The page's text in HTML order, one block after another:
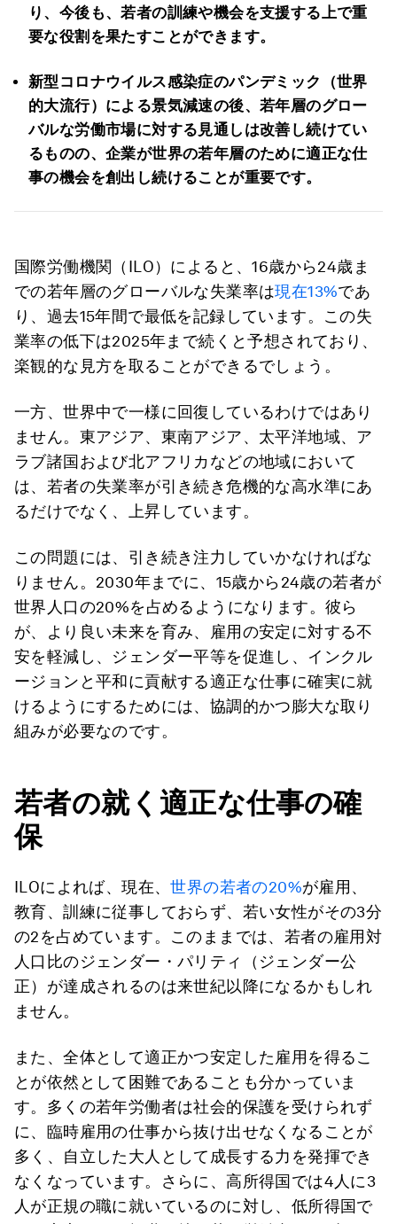
り、今後も、若者の訓練や機会を支援する上で重
要な役割を果たすことができます。
新型コロナウイルス感染症のパンデミック（世界
的大流行）による景気減速の後、若年層のグロー
バルな労働市場に対する見通しは改善し続けてい
るものの、企業が世界の若年層のために適正な仕
事の機会を創出し続けることが重要です。
国際労働機関（ILO）によると、16歳から24歳ま
での若年層のグローバルな失業率は現在13%であ
り、過去15年間で最低を記録しています。この失
業率の低下は2025年まで続くと予想されており、
楽観的な見方を取ることができるでしょう。
一方、世界中で一様に回復しているわけではあり
ません。東アジア、東南アジア、太平洋地域、ア
ラブ諸国および北アフリカなどの地域において
は、若者の失業率が引き続き危機的な高水準にあ
るだけでなく、上昇しています。
この問題には、引き続き注力していかなければな
りません。2030年までに、15歳から24歳の若者が
世界人口の20%を占めるようになります。彼ら
が、より良い未来を育み、雇用の安定に対する不
安を軽減し、ジェンダー平等を促進し、インクル
ージョンと平和に貢献する適正な仕事に確実に就
けるようにするためには、協調的かつ膨大な取り
組みが必要なのです。
若者の就く適正な仕事の確
保
ILOによれば、現在、世界の若者の20%が雇用、
教育、訓練に従事しておらず、若い女性がその3分
の2を占めています。このままでは、若者の雇用対
人口比のジェンダー・パリティ（ジェンダー公
正）が達成されるのは来世紀以降になるかもしれ
ません。
また、全体として適正かつ安定した雇用を得るこ
とが依然として困難であることも分かっていま
す。多くの若年労働者は社会的保護を受けられず
に、臨時雇用の仕事から抜け出せなくなることが
多く、自立した大人として成長する力を発揮でき
なくなっています。さらに、高所得国では4人に3
人が正規の職に就いているのに対し、低所得国で